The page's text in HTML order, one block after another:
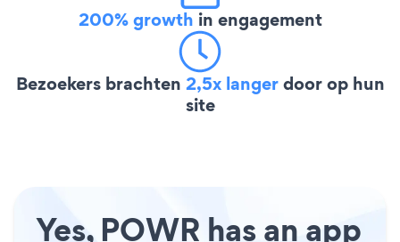
200% growth in engagement
Bezoekers brachten 2,5x langerdoor op hun
site
Yes, POWR has an app